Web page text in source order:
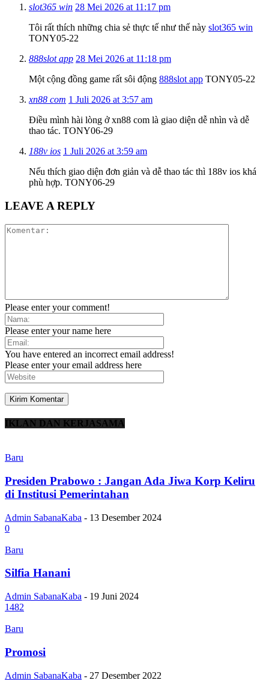
slot365 win 28 Mei 2026 at 11:17 pm
Tôi rất thích những chia sẻ thực tế như thế này slot365 win
TONY05-22
888slot app 28 Mei 2026 at 11:18 pm
Một cộng đồng game rất sôi động 888slot app TONY05-22
xn88 com 1 Juli 2026 at 3:57 am
Điều mình hài lòng ở xn88 com là giao diện dễ nhìn và dễ
thao tác. TONY06-29
188v ios 1 Juli 2026 at 3:59 am
Nếu thích giao diện đơn giản và dễ thao tác thì 188v ios khá
phù hợp. TONY06-29
LEAVE A REPLY
Please enter your comment!
Please enter your name here
You have entered an incorrect email address!
Please enter your email address here
IKLAN DAN KERJASAMA
Baru
Presiden Prabowo : Jangan Ada Jiwa Korp Keliru
di Institusi Pemerintahan
Admin SabanaKaba - 13 Desember 2024
0
Baru
Silfia Hanani
Admin SabanaKaba - 19 Juni 2024
1482
Baru
Promosi
Admin SabanaKaba - 27 Desember 2022